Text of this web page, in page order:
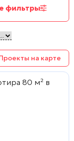
фильтры
на карте